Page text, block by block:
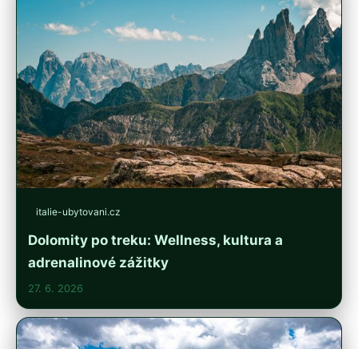
italie-ubytovani.cz
Dolomity po treku: Wellness, kultura a
adrenalinové zážitky
27. 6. 2026